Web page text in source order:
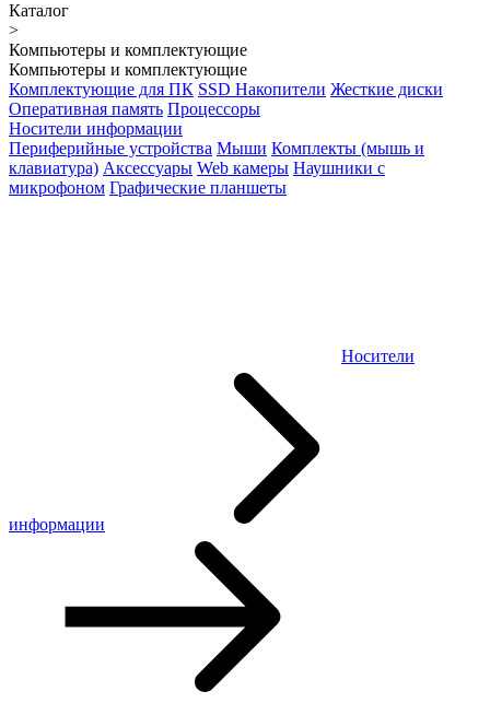
Каталог
>
Компьютеры и комплектующие
Компьютеры и комплектующие
Комплектующие для ПК SSD Накопители Жесткие диски
Оперативная память Процессоры
Носители информации
Периферийные устройства Мыши Комплекты (мышь и
клавиатура) Аксессуары Web камеры Наушники с
микрофоном Графические планшеты
Носители
информации